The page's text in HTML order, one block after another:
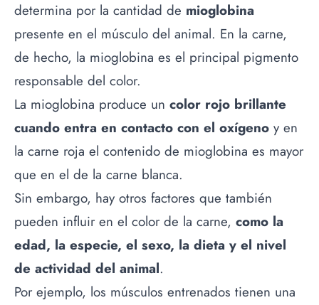
determina por la cantidad de mioglobina
presente en el músculo del animal. En la carne,
de hecho, la mioglobina es el principal pigmento
responsable del color.
La mioglobina produce un color rojo brillante
cuando entra en contacto con el oxígeno y en
la carne roja el contenido de mioglobina es mayor
que en el de la carne blanca.
Sin embargo, hay otros factores que también
pueden influir en el color de la carne, como la
edad, la especie, el sexo, la dieta y el nivel
de actividad del animal.
Por ejemplo, los músculos entrenados tienen una